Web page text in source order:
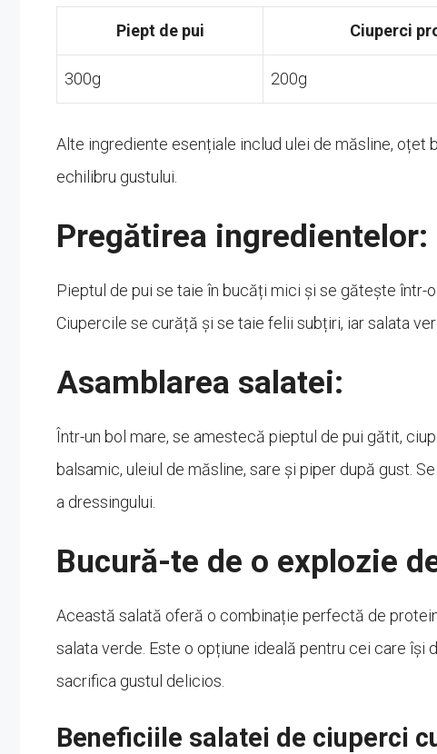
Piept de pui Ciuperci
300g 200g
Alte ingrediente esențiale includ ulei de măsline, oțet
echilibru gustului.
Pregătirea ingredientelor:
Pieptul de pui se taie în bucăți mici și se gătește într-
Ciupercile se curăță și se taie felii subțiri, iar salata
Asamblarea salatei:
Într-un bol mare, se amestecă pieptul de pui gătit,
balsamic, uleiul de măsline, sare și piper după gust.
a dressingului.
Bucură-te de o explozie
Această salată oferă o combinație perfectă de
salata verde. Este o opțiune ideală pentru cei care
sacrifica gustul delicios.
Beneficiile salatei de ciuperci